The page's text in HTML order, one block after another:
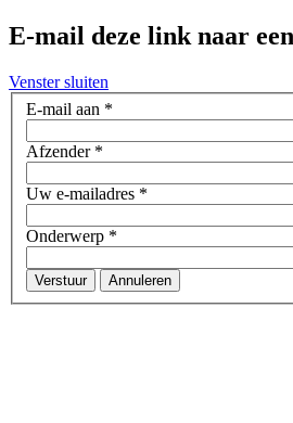
E-mail deze link naar
Venster sluiten
E-mail aan *
Afzender*
Uw e-mailadres *
Onderwerp *
Verstuur Annuleren